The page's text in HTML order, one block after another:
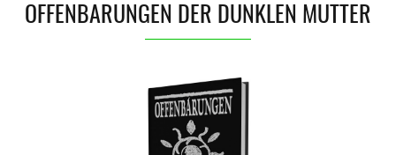
OFFENBARUNGEN DER DUNKLEN MUTTER